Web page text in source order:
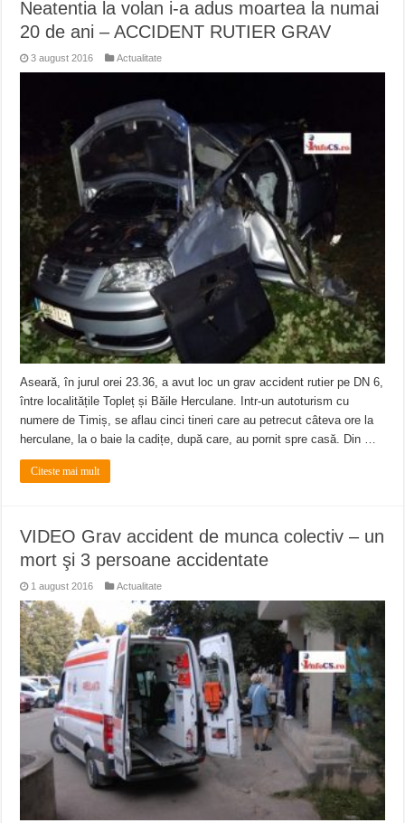
Neatentia la volan i-a adus moartea la numai
20 de ani – ACCIDENT RUTIER GRAV
3 august 2016 Actualitate
Aseară, în jurul orei 23.36, a avut loc un grav accident rutier pe DN 6,
între localitățile Topleț și Băile Herculane. Intr-un autoturism cu
numere de Timiș, se aflau cinci tineri care au petrecut câteva ore la
herculane, la o baie la cadițe, după care, au pornit spre casă. Din …
Citeste mai mult
VIDEO Grav accident de munca colectiv – un
mort şi 3 persoane accidentate
1 august 2016 Actualitate